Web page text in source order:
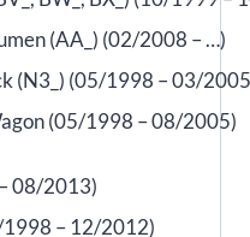
(AA_) (02/2008 – …)
(N3_) (05/1998 – 03/
(05/1998 – 08/2005)
08/2013)
– 12/2012)